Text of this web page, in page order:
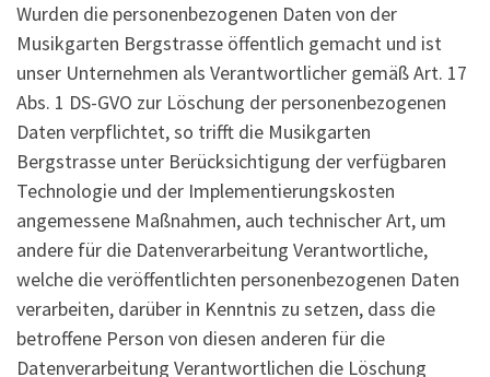
Wurden die personenbezogenen Daten von der
Musikgarten Bergstrasse öffentlich gemacht und ist
unser Unternehmen als Verantwortlicher gemäß Art. 17
Abs. 1 DS-GVO zur Löschung der personenbezogenen
Daten verpflichtet, so trifft die Musikgarten
Bergstrasse unter Berücksichtigung der verfügbaren
Technologie und der Implementierungskosten
angemessene Maßnahmen, auch technischer Art, um
andere für die Datenverarbeitung Verantwortliche,
welche die veröffentlichten personenbezogenen Daten
verarbeiten, darüber in Kenntnis zu setzen, dass die
betroffene Person von diesen anderen für die
Datenverarbeitung Verantwortlichen die Löschung